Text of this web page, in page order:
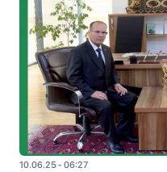
10.06.25 - 06:27